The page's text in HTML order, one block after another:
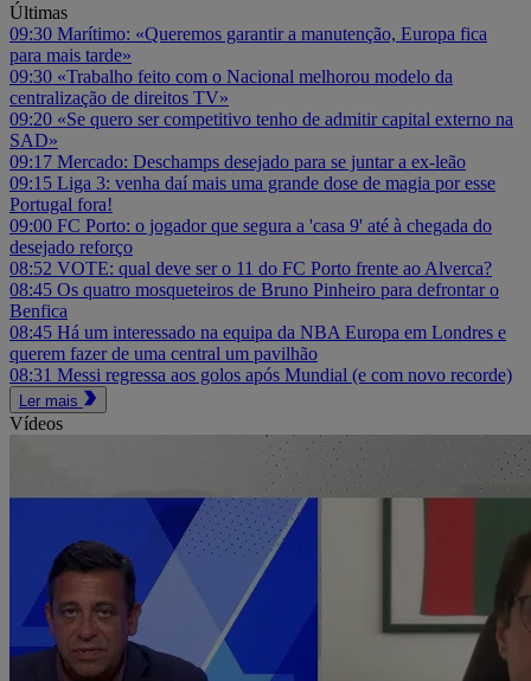
Últimas
09:30 Marítimo: «Queremos garantir a manutenção, Europa fica
para mais tarde»
09:30 «Trabalho feito com o Nacional melhorou modelo da
centralização de direitos TV»
09:20 «Se quero ser competitivo tenho de admitir capital externo na
SAD»
09:17 Mercado: Deschamps desejado para se juntar a ex-leão
09:15 Liga 3: venha daí mais uma grande dose de magia por esse
Portugal fora!
09:00 FC Porto: o jogador que segura a 'casa 9' até à chegada do
desejado reforço
08:52 VOTE: qual deve ser o 11 do FC Porto frente ao Alverca?
08:45 Os quatro mosqueteiros de Bruno Pinheiro para defrontar o
Benfica
08:45 Há um interessado na equipa da NBA Europa em Londres e
querem fazer de uma central um pavilhão
08:31 Messi regressa aos golos após Mundial (e com novo recorde)
Ler mais
Vídeos